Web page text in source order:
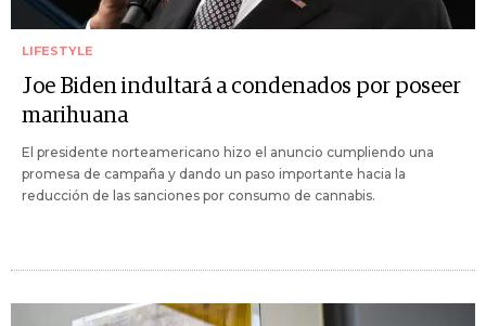
LIFESTYLE
Joe Biden indultará a condenados por poseer
marihuana
El presidente norteamericano hizo el anuncio cumpliendo una
promesa de campaña y dando un paso importante hacia la
reducción de las sanciones por consumo de cannabis.